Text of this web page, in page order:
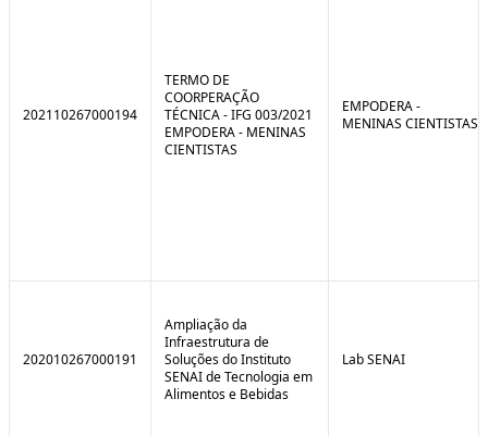
202110267000194
TERMO DE
COORPERAÇÃO
TÉCNICA - IFG 003/2021
EMPODERA - MENINAS
CIENTISTAS
EMPODERA -
MENINAS CIENTISTAS
202010267000191
Ampliação da
Infraestrutura de
Soluções do Instituto
SENAI de Tecnologia em
Alimentos e Bebidas
Lab SENAI